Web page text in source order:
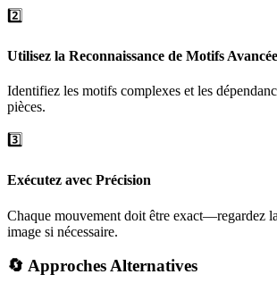
2️⃣
Utilisez la Reconnaissance de Motifs Avancée
Identifiez les motifs complexes et les
pièces.
3️⃣
Exécutez avec Précision
Chaque mouvement doit être exact—regardez
image si nécessaire.
🔄 Approches Alternatives